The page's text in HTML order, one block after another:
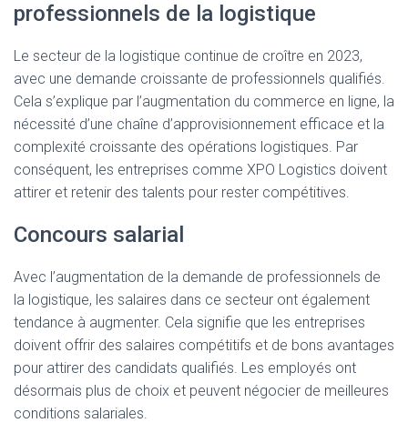
professionnels de la logistique
Le secteur de la logistique continue de croître en 2023,
avec une demande croissante de professionnels qualifiés.
Cela s’explique par l’augmentation du commerce en ligne, la
nécessité d’une chaîne d’approvisionnement efficace et la
complexité croissante des opérations logistiques. Par
conséquent, les entreprises comme XPO Logistics doivent
attirer et retenir des talents pour rester compétitives.
Concours salarial
Avec l’augmentation de la demande de professionnels de
la logistique, les salaires dans ce secteur ont également
tendance à augmenter. Cela signifie que les entreprises
doivent offrir des salaires compétitifs et de bons avantages
pour attirer des candidats qualifiés. Les employés ont
désormais plus de choix et peuvent négocier de meilleures
conditions salariales.